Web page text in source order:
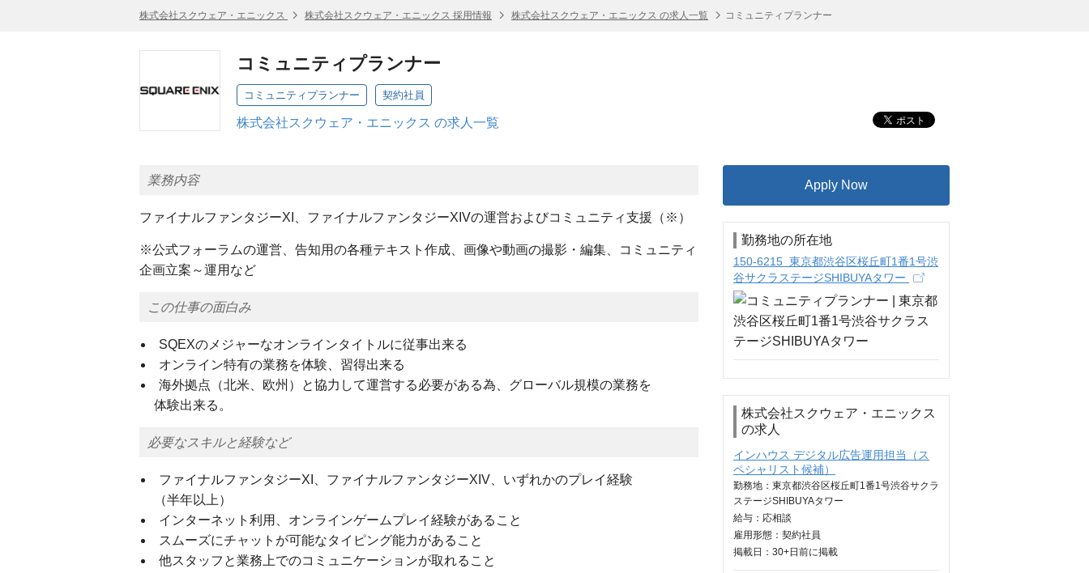
株式会社スクウェア・エニックス 株式会社スクウェア・エニックス 採用情報 株式会社スクウェア・エニックス の求人一覧 コミュニティプランナー
コミュニティプランナー
コミュニティプランナー 契約社員
株式会社スクウェア・エニックス の求人一覧
業務内容
ファイナルファンタジーXI、ファイナルファンタジーXIVの運営およびコミュニティ支援（※）
※公式フォーラムの運営、告知用の各種テキスト作成、画像や動画の撮影・編集、コミュニティ
企画立案～運用など
この仕事の面白み
SQEXのメジャーなオンラインタイトルに従事出来る
オンライン特有の業務を体験、習得出来る
海外拠点（北米、欧州）と協力して運営する必要がある為、グローバル規模の業務を
体験出来る。
必要なスキルと経験など
ファイナルファンタジーXI、ファイナルファンタジーXIV、いずれかのプレイ経験
（半年以上）
インターネット利用、オンラインゲームプレイ経験があること
スムーズにチャットが可能なタイピング能力があること
他スタッフと業務上でのコミュニケーションが取れること
Apply Now
勤務地の所在地
150-6215 東京都渋谷区桜丘町1番1号渋
谷サクラステージSHIBUYAタワー
株式会社スクウェア・エニックス
の求人
インハウス デジタル広告運用担当（ス
ペシャリスト候補）
勤務地：東京都渋谷区桜丘町1番1号渋谷サクラ
ステージSHIBUYAタワー
給与： 応相談
雇用形態：契約社員
掲載日： 30+日 前に掲載